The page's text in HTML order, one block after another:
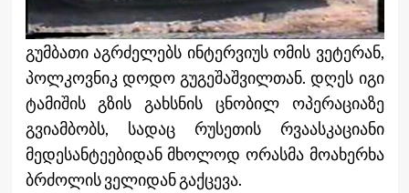
გუმბათი აგრძელებს ინტერვიუს ომის ვეტერან,
პოლკოვნიკ დოდო გუგეშაშვილთან. დღეს იგი
ტამიშის გზის გახსნის ცნობილ ოპერაციაზე
გვიამბობს, სადაც რუსეთის რვაასკაციანი
მედესანტეებიდან მხოლოდ ორასმა მოახერხა
ბრძოლის ველიდან გაქცევა.